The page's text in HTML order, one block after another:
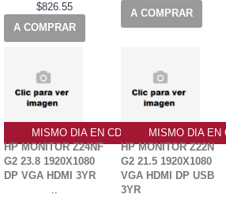
$826.55
A COMPRAR
A COMPRAR
MISMO DIA EN CDMX
HP MONITOR Z24NF
G2 23.8 1920X1080
DP VGA HDMI 3YR
..
MISMO DIA EN
HP MONITOR Z22N
G2 21.5 1920X1080
VGA HDMI DP USB
3YR